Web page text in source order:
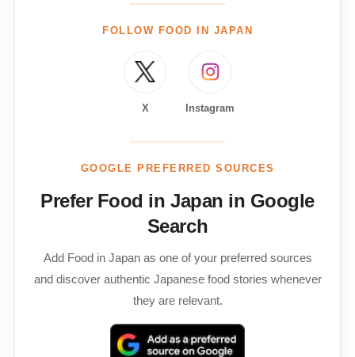
FOLLOW FOOD IN JAPAN
X Instagram
GOOGLE PREFERRED SOURCES
Prefer Food in Japan in Google
Search
Add Food in Japan as one of your preferred sources
and discover authentic Japanese food stories whenever
they are relevant.